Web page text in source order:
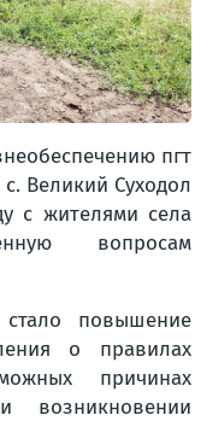
пгт
Великий Суходол
с жителями села
вопросам
повышение
о правилах
причинах
возникновении